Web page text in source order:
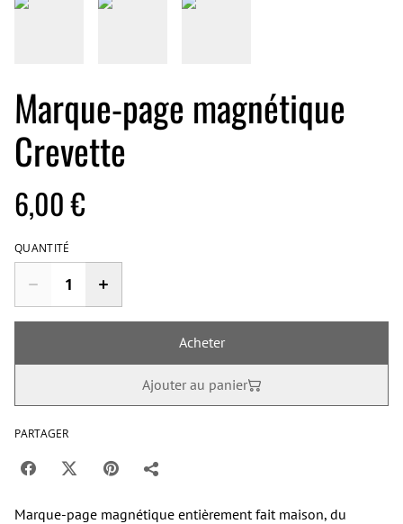
Marque-page magnétique
Crevette
6,00 €
QUANTITÉ
Acheter
Ajouter au panier
PARTAGER
Marque-page magnétique entièrement fait maison, du